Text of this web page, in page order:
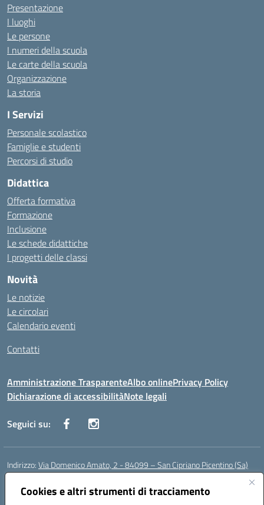
Cookies e altri strumenti di tracciamento
Presentazione
I luoghi
Le persone
I numeri della scuola
Le carte della scuola
Organizzazione
La storia
I Servizi
Personale scolastico
Famiglie e studenti
Percorsi di studio
Didattica
Offerta formativa
Formazione
Inclusione
Le schede didattiche
I progetti delle classi
Novità
Le notizie
Le circolari
Calendario eventi
Contatti
Amministrazione TrasparenteAlbo onlinePrivacy Policy
Dichiarazione di accessibilitàNote legali
Seguici su:
Indirizzo:Via Domenico Amato, 2 - 84099 – San Cipriano Picentino (Sa)
Centralino:
Posta elettronica certificata (PEC):saic87700c@pec.istruzione.it